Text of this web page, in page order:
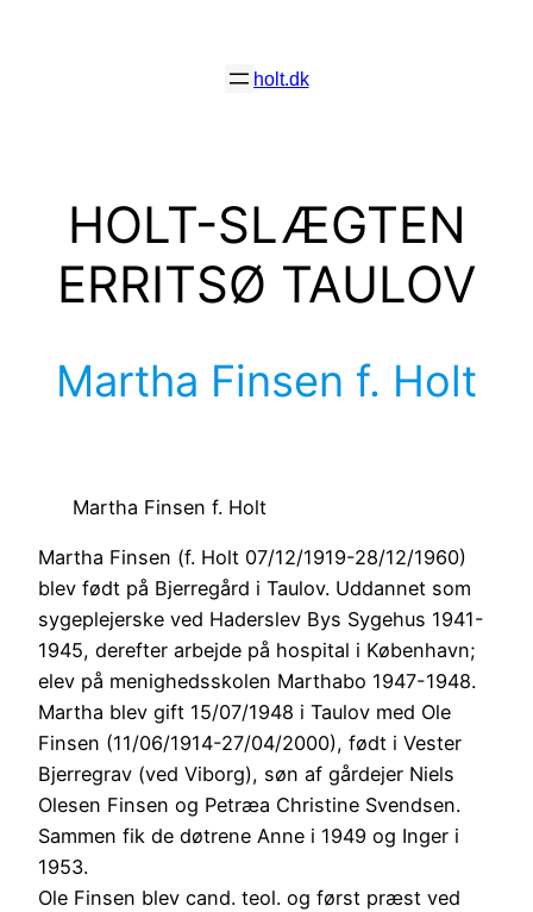
holt.dk
HOLT-SLÆGTEN
ERRITSØ TAULOV
Martha Finsen f. Holt
Martha Finsen f. Holt
Martha Finsen (f. Holt 07/12/1919-28/12/1960)
blev født på Bjerregård i Taulov. Uddannet som
sygeplejerske ved Haderslev Bys Sygehus 1941-
1945, derefter arbejde på hospital i København;
elev på menighedsskolen Marthabo 1947-1948.
Martha blev gift 15/07/1948 i Taulov med Ole
Finsen (11/06/1914-27/04/2000), født i Vester
Bjerregrav (ved Viborg), søn af gårdejer Niels
Olesen Finsen og Petræa Christine Svendsen.
Sammen fik de døtrene Anne i 1949 og Inger i
1953.
Ole Finsen blev cand. teol. og først præst ved